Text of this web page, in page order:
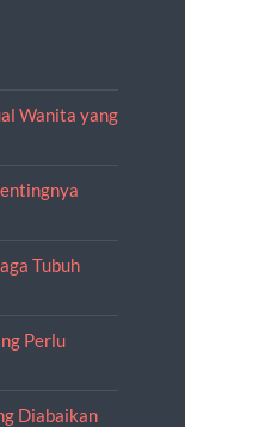
Wanita yang
Tubuh
Perlu
Diabaikan